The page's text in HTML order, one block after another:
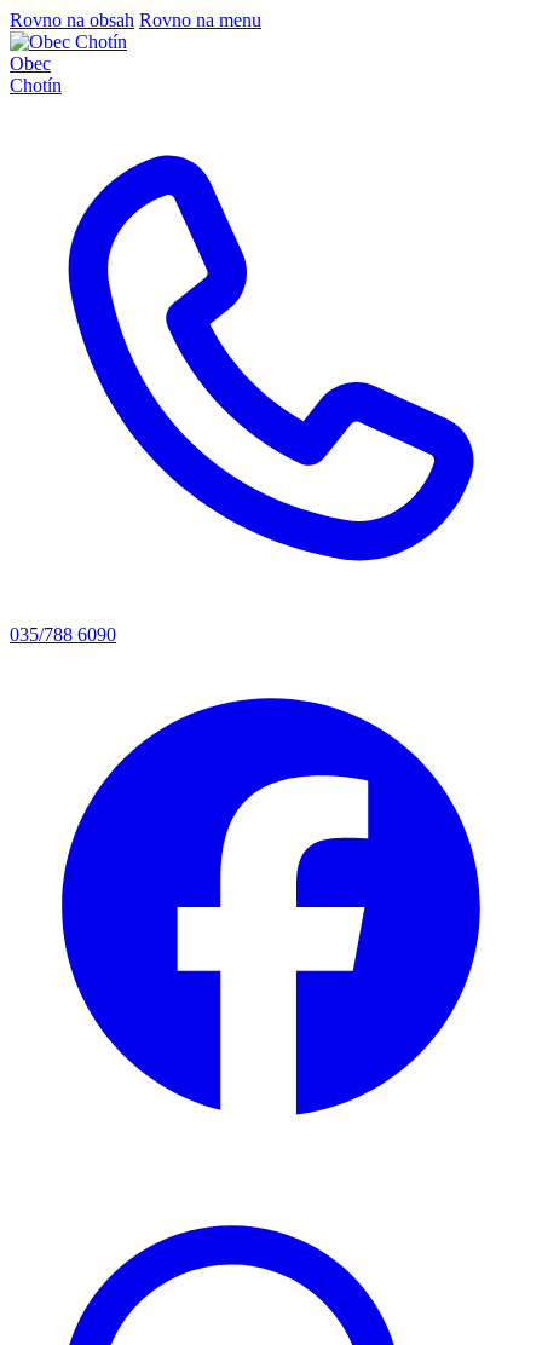
Rovno na obsah Rovno na menu
Obec
Chotín
035/788 6090